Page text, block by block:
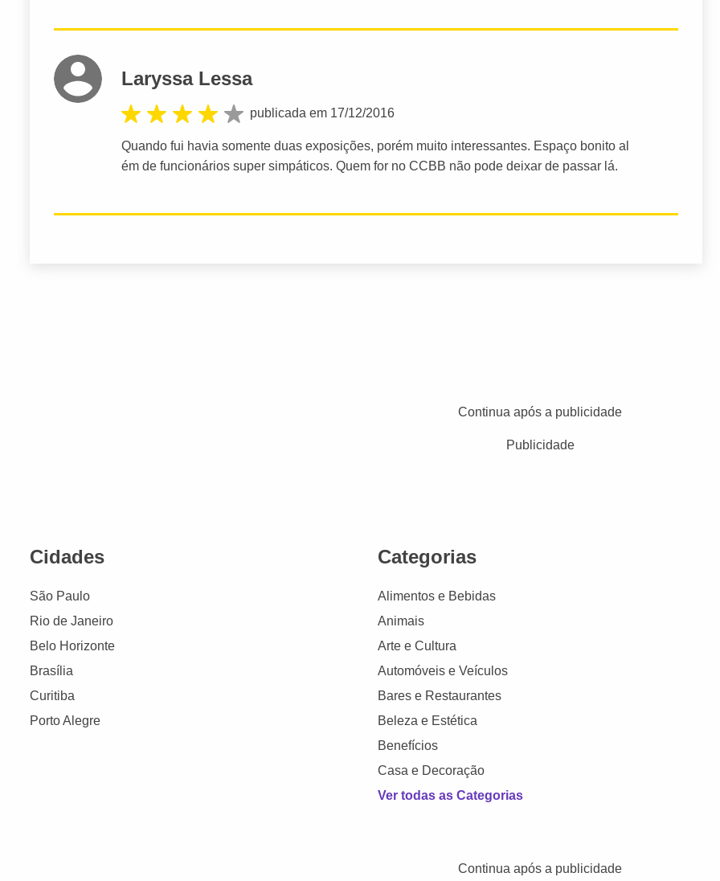
Laryssa Lessa
publicada em 17/12/2016
Quando fui havia somente duas exposições, porém muito interessantes. Espaço bonito al
ém de funcionários super simpáticos. Quem for no CCBB não pode deixar de passar lá.
Continua após a publicidade
Publicidade
Cidades
São Paulo
Rio de Janeiro
Belo Horizonte
Brasília
Curitiba
Porto Alegre
Categorias
Alimentos e Bebidas
Animais
Arte e Cultura
Automóveis e Veículos
Bares e Restaurantes
Beleza e Estética
Benefícios
Casa e Decoração
Ver todas as Categorias
Continua após a publicidade